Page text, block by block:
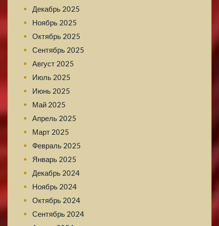
Декабрь 2025
Ноябрь 2025
Октябрь 2025
Сентябрь 2025
Август 2025
Июль 2025
Июнь 2025
Май 2025
Апрель 2025
Март 2025
Февраль 2025
Январь 2025
Декабрь 2024
Ноябрь 2024
Октябрь 2024
Сентябрь 2024